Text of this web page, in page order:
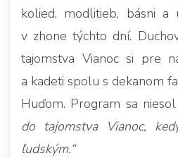
kolied, modlitieb, básni
v zhone týchto dní.
tajomstva Vianoc si pre
a kadeti spolu s dekanom
Huďom. Program sa
do tajomstva Vianoc,
ľudským.“